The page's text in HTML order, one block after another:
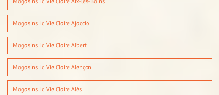
Magasins La Vie Claire Aix-les-Bains
Magasins La Vie Claire Ajaccio
Magasins La Vie Claire Albert
Magasins La Vie Claire Alençon
Magasins La Vie Claire Alès